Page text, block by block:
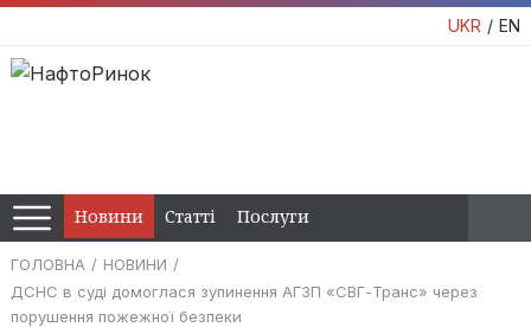
UKR EN
Новини Статті Послуги
ГОЛОВНА
НОВИНИ
ДСНС в суді домоглася зупинення АГЗП «СВГ-Транс» через
порушення пожежної безпеки